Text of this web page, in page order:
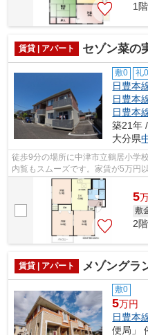
1
賃貸 | アパート セゾン菜の
敷0 礼0
日豊本
日豊本
日豊本
築21年
大分県
徒歩9分の場所に中津市立鶴居小学
内覧もスムーズです。家賃が5万円
覧いただきたい賃貸物件です。住ま
5
敷
2
賃貸 | アパート メゾングラ
敷0
5万円
日豊本
便局」